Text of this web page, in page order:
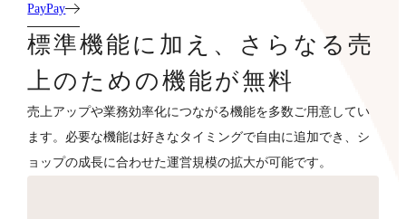
PayPay
標準機能に加え、さらなる売
上のための機能が無料
売上アップや業務効率化につながる機能を多数ご用意してい
ます。必要な機能は好きなタイミングで自由に追加でき、シ
ョップの成長に合わせた運営規模の拡大が可能です。